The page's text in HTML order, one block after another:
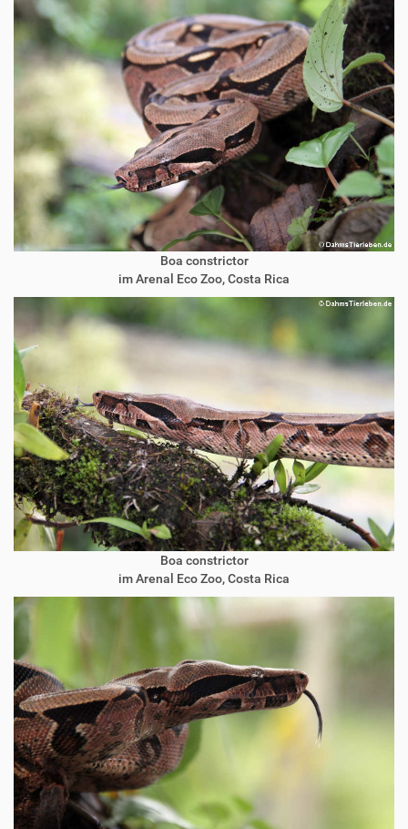
Boa constrictor
im Arenal Eco Zoo, Costa Rica
Boa constrictor
im Arenal Eco Zoo, Costa Rica